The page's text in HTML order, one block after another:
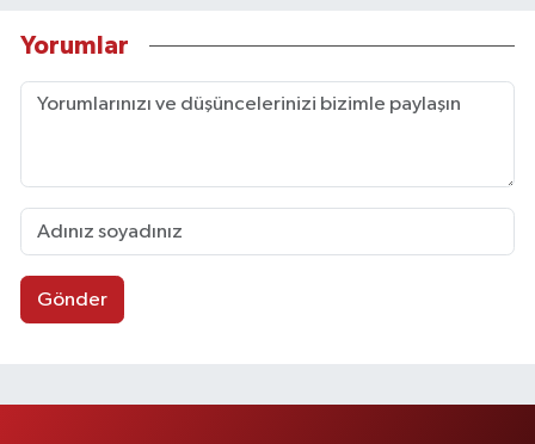
Yorumlar
Gönder